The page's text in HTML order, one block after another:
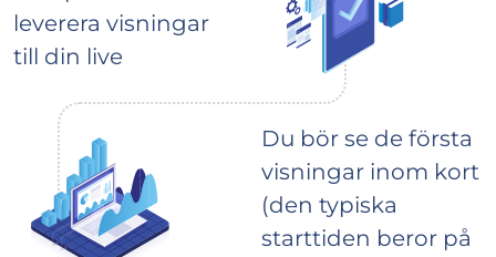
leverera visningar
till din live
Du bör se de första
visningar inom kort
(den typiska
starttiden beror på